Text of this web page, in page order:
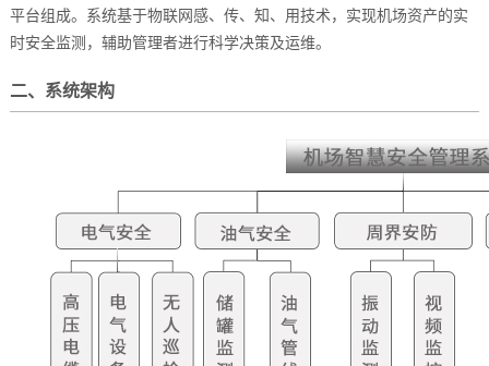
平台组成。系统基于物联网感、传、知、用技术，实现机场资产的实
时安全监测，辅助管理者进行科学决策及运维。
二、系统架构